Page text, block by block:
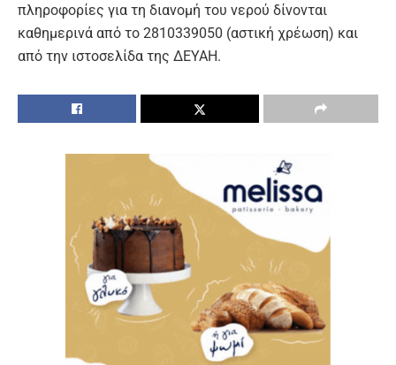
πληροφορίες για τη διανομή του νερού δίνονται
καθημερινά από το 2810339050 (αστική χρέωση) και
από την ιστοσελίδα της ΔΕΥΑΗ.